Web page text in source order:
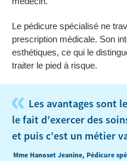
Le pédicure spécialisé ne
prescription médicale. Son
esthétiques, ce qui le
traiter le pied à risque.
« Les avantages sont
le fait d’exercer des
et puis c’est un métier
Mme Hanoset Jeanine,